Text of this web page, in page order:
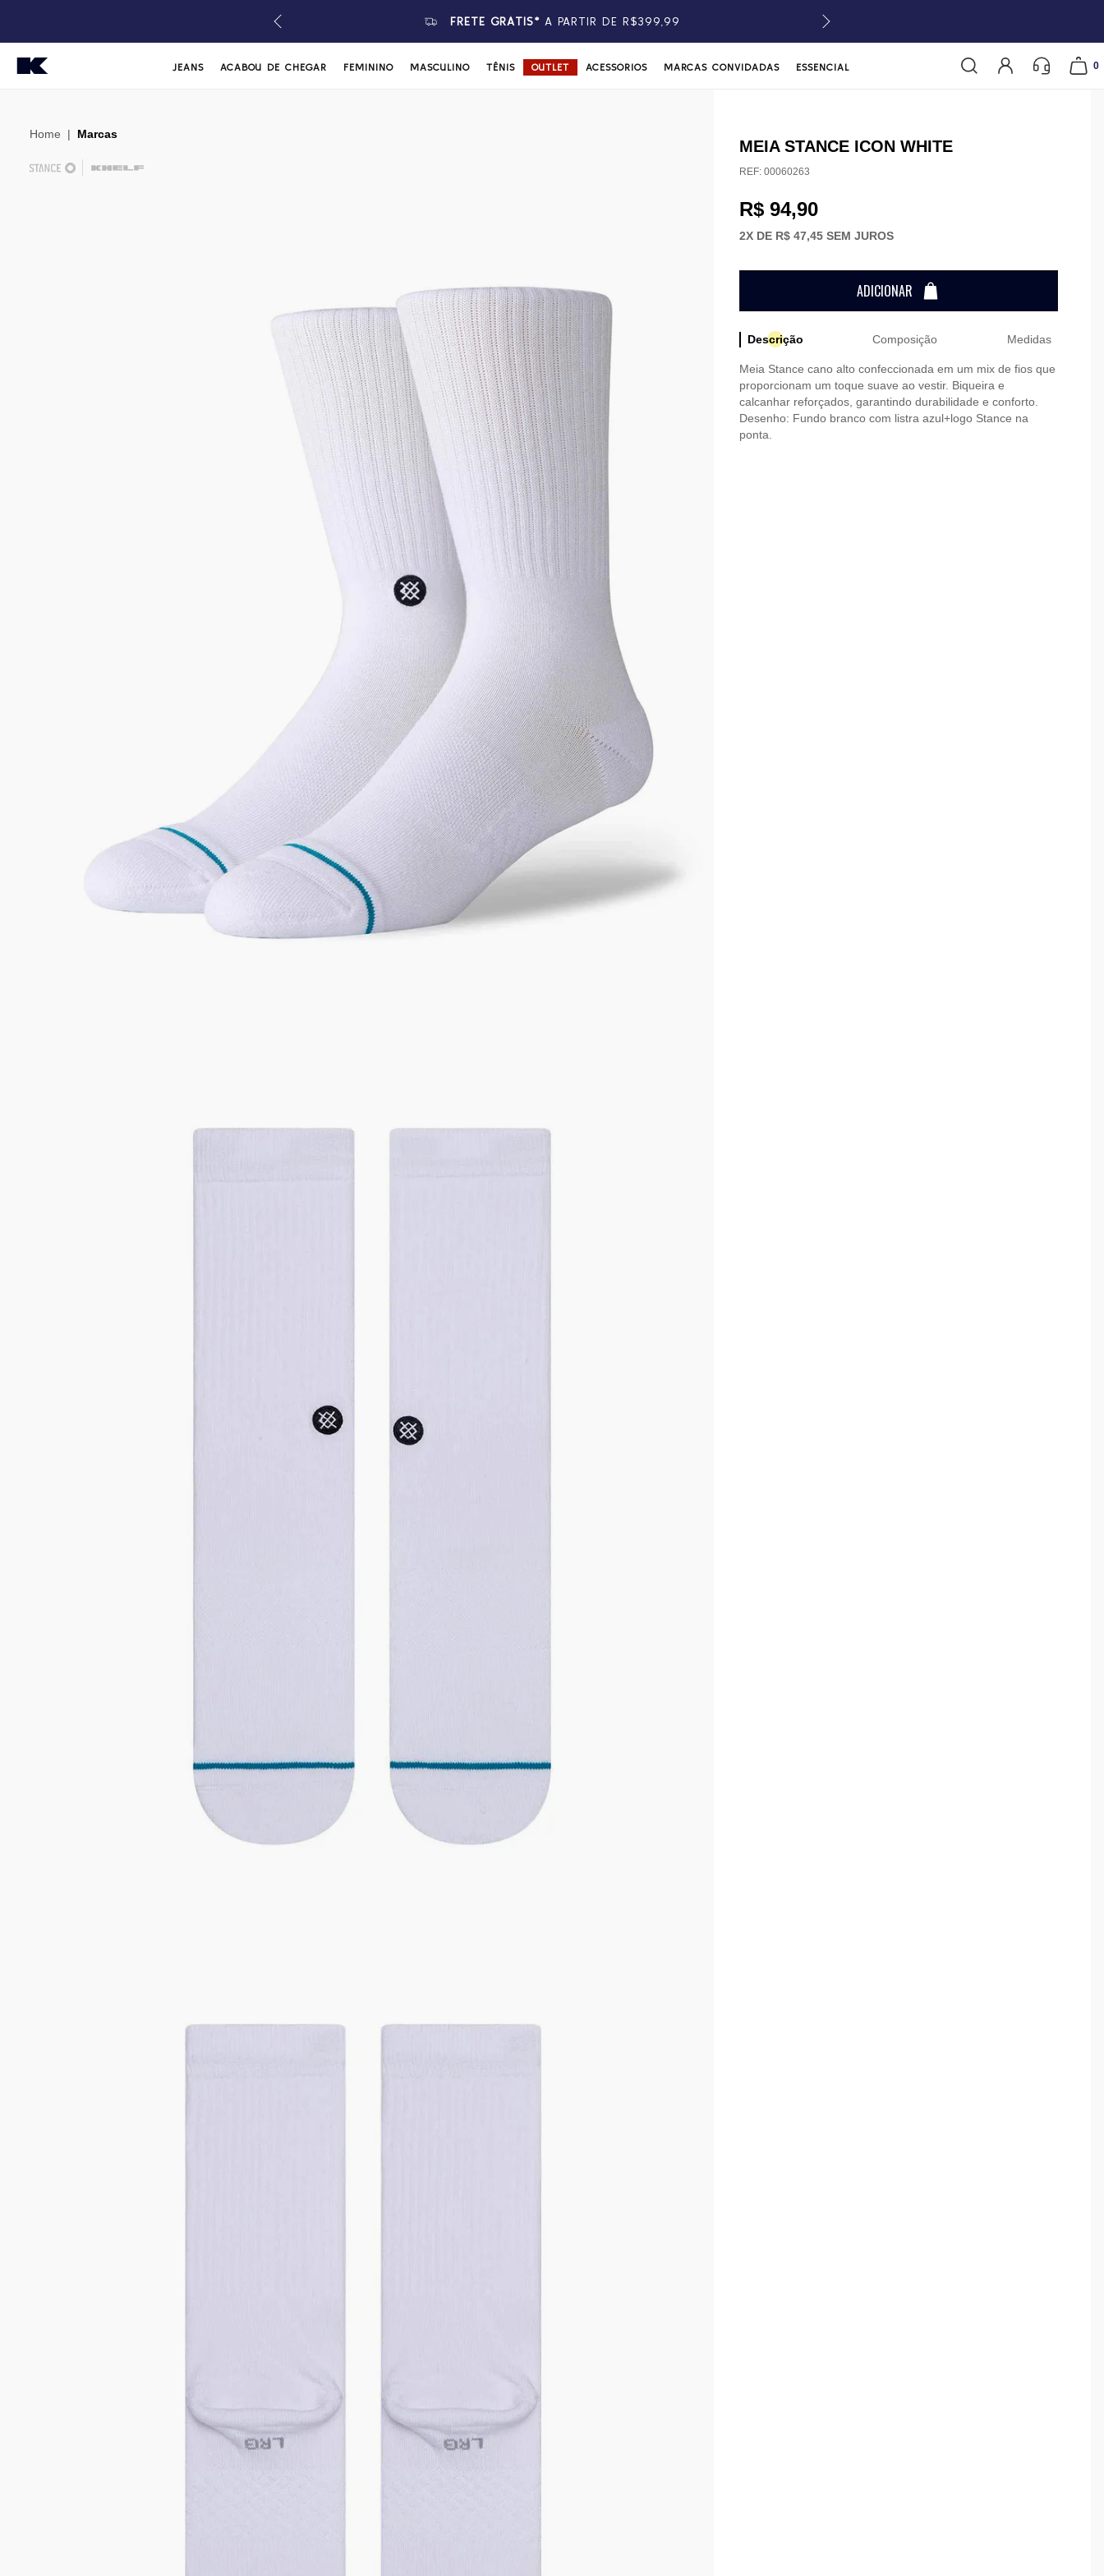
FRETE GRÁTIS* A PARTIR DE R$399,99
JEANS ACABOU DE CHEGAR FEMININO MASCULINO TÊNIS OUTLET ACESSÓRIOS MARCAS CONVIDADAS ESSENCIAL 0
Home | Marcas
MEIA STANCE ICON WHITE
REF: 00060263
R$ 94,90
2X DE R$ 47,45SEM JUROS
ADICIONAR
Descrição Composição Medidas
Meia Stance cano alto confeccionada em um mix de fios que
proporcionam um toque suave ao vestir. Biqueira e
calcanhar reforçados, garantindo durabilidade e conforto.
Desenho: Fundo branco com listra azul+logo Stance na
ponta.